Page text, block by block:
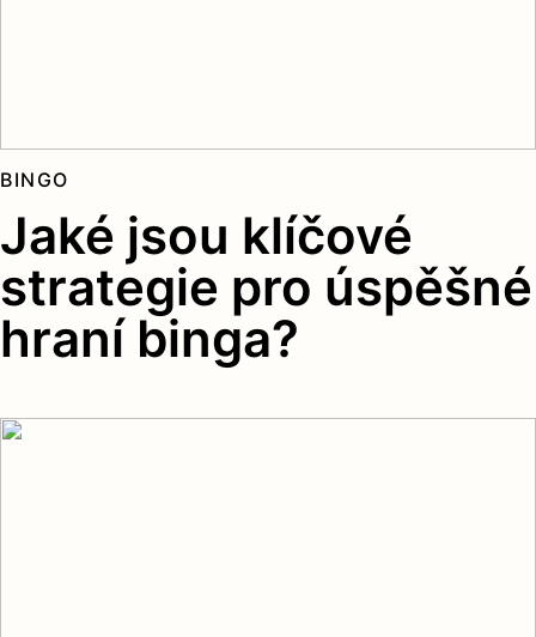
Jaké jsou klíčové
strategie pro úspěšné
hraní binga?
BINGO